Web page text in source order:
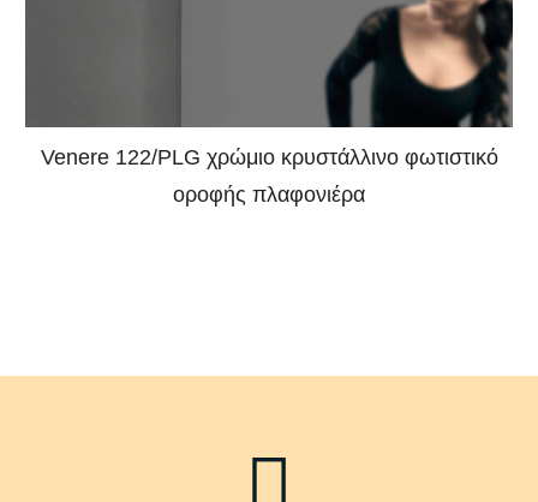
Venere 122/PLG χρώμιο κρυστάλλινο φωτιστικό
οροφής πλαφονιέρα